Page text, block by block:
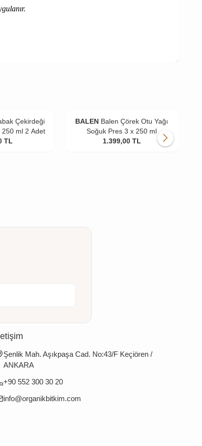
Çekirdeği
250 ml 2 Adet
TL
BALEN Balen Çörek Otu Yağı
Soğuk Pres 3 x 250 ml
1.399,00 TL
Şenlik Mah. Aşıkpaşa Cad. No:43/F Keçiören /
ANKARA
+90 552 300 30 20
info@organikbitkim.com